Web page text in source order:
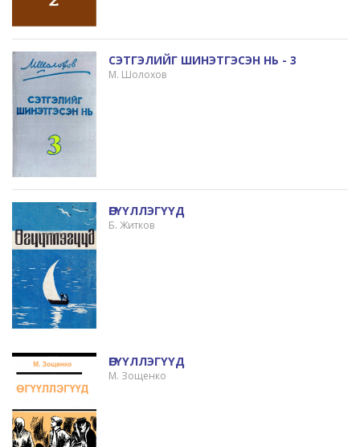
СЭТГЭЛИЙГ ШИНЭТГЭСЭН НЬ - 3
М. Шолохов
ӨГҮҮЛЛЭГҮҮД
Б. Житков
ӨГҮҮЛЛЭГҮҮД
М. Зощенко